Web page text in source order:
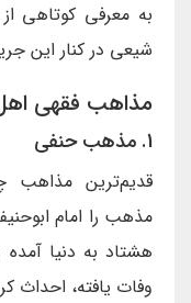
به معرفی کوتاهی
شیعی در کنار این
مذاهب فقهی
1. مذهب حنفى
قديم‌ترين مذاهب
مذهب را امام
هشتاد به دنيا
وفات يافته، احداث